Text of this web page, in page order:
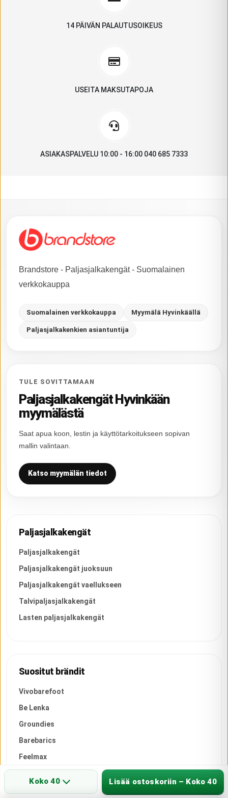
Koko 40 Lisää ostoskoriin – Koko 40
14 PÄIVÄN PALAUTUSOIKEUS
USEITA MAKSUTAPOJA
ASIAKASPALVELU 10:00 - 16:00 040 685 7333
Brandstore - Paljasjalkakengät - Suomalainen
verkkokauppa
Suomalainen verkkokauppa Myymälä Hyvinkäällä
Paljasjalkakenkien asiantuntija
TULE SOVITTAMAAN
Paljasjalkakengät Hyvinkään
myymälästä
Saat apua koon, lestin ja käyttötarkoitukseen sopivan
mallin valintaan.
Katso myymälän tiedot
Paljasjalkakengät
Paljasjalkakengät
Paljasjalkakengät juoksuun
Paljasjalkakengät vaellukseen
Talvipaljasjalkakengät
Lasten paljasjalkakengät
Suositut brändit
Vivobarefoot
Be Lenka
Groundies
Barebarics
Feelmax